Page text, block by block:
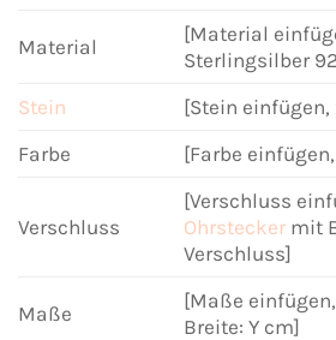
Material
[Material
Sterlingsilber
Stein
[Stein einfügen,
Farbe
[Farbe
Verschluss
[Verschluss
Ohrsteckermit
Verschluss]
Maße
[Maße
Breite: Y cm]